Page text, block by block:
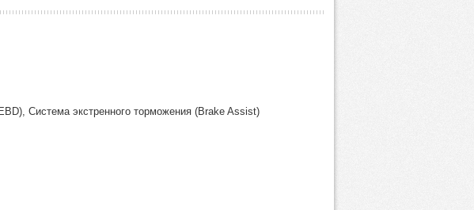
Система экстренного торможения (Brake Assist)